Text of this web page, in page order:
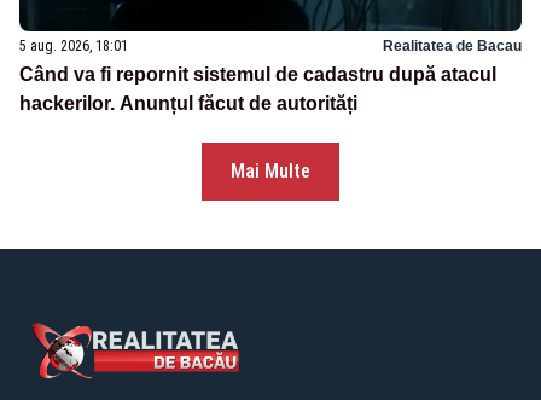
5 aug. 2026, 18:01 Realitatea de Bacau
Când va fi repornit sistemul de cadastru după atacul
hackerilor. Anunțul făcut de autorități
Mai Multe